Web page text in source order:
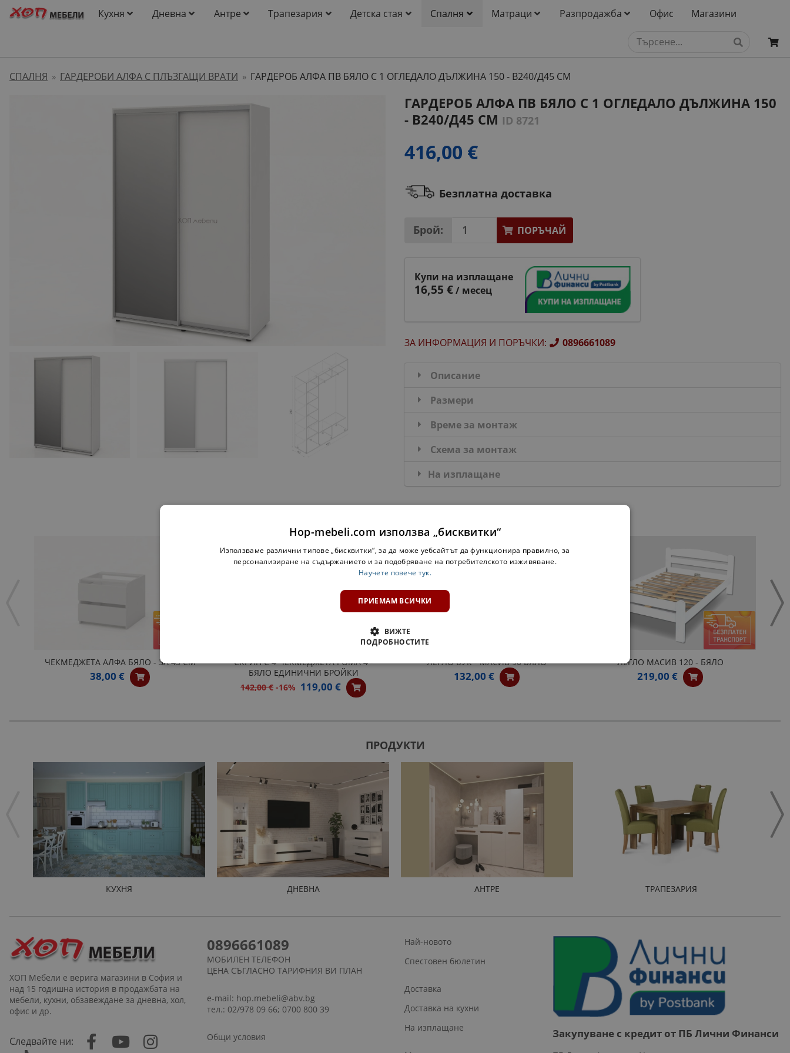
Кухня Дневна Антре Трапезария Детска стая Спалня Матраци Разпродажба Офис Магазини
СПАЛНЯ » ГАРДЕРОБИ АЛФА С ПЛЪЗГАЩИ ВРАТИ » ГАРДЕРОБ АЛФА ПВ БЯЛО С 1 ОГЛЕДАЛО ДЪЛЖИНА 150 - В240/Д45 СМ
ГАРДЕРОБ АЛФА ПВ БЯЛО С 1 ОГЛЕДАЛО ДЪЛЖИНА 150
- В240/Д45 СМ ID 8721
416,00 €
Безплатна доставка
Брой: ПОРЪЧАЙ
Купи на изплащане
16,55 €/ месец
ЗА ИНФОРМАЦИЯ И ПОРЪЧКИ: 0896661089
Описание
Размери
Време за монтаж
Схема за монтаж
На изплащане
ЧЕКМЕДЖЕТА АЛФА БЯЛО - ЗА 45 СМ
38,00 €
СКРИН С 4 ЧЕКМЕДЖЕТА РОМА 4 -
БЯЛО ЕДИНИЧНИ БРОЙКИ
142,00 €-16% 119,00 €
ЛЕГЛО БУК - МАСИВ 90 БЯЛО
132,00 €
ЛЕГЛО МАСИВ 120 - БЯЛО
219,00 €
ПРОДУКТИ
КУХНЯ ДНЕВНА АНТРЕ ТРАПЕЗАРИЯ
ХОП Мебели е верига магазини в София и
над 15 годишна история в продажбата на
мебели, кухни, обзавеждане за дневна, хол,
офис и др.
Следвайте ни:
0896661089
МОБИЛЕН ТЕЛЕФОН
ЦЕНА СЪГЛАСНО ТАРИФНИЯ ВИ ПЛАН
e-mail: hop.mebeli@abv.bg
тел.: 02/978 09 66; 0700 800 39
Общи условия
Най-новото
Спестовен бюлетин
Доставка
Доставка на кухни
На изплащане
Закупуване с кредит от ПБ Лични Финанси
Hop-mebeli.com използва „бисквитки“
Използваме различни типове „бисквитки“, за да може уебсайтът да функционира правилно, за
персонализиране на съдържанието и за подобряване на потребителското изживяване.
Научете повече тук.
ПРИЕМАМ ВСИЧКИ
ВИЖТЕ
ПОДРОБНОСТИТЕ